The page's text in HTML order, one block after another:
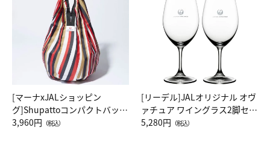
[マーナxJALショッピン
グ]Shupattoコンパクトバッグ
Drop JAL客室乗務員（LC）ス
3,960円 （税込）
[リーデル]JALオリジナル オヴ
ァチュア ワイングラス2脚セッ
ト（レッドワイン）
5,280円 （税込）